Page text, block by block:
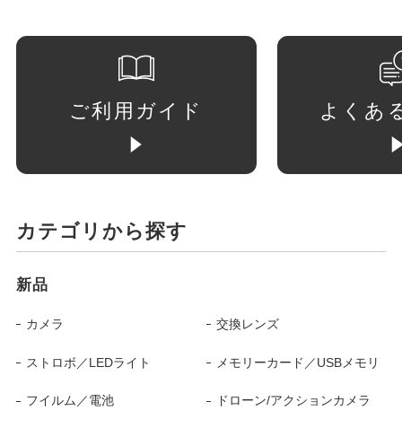
ご利用ガイド よくあ
カテゴリから探す
新品
カメラ 交換レンズ
ストロボ／LEDライト メモリーカード／USBメモリ
フイルム／電池 ドローン/アクションカメラ